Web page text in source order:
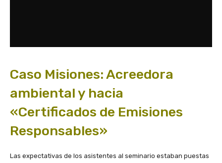
Caso Misiones: Acreedora
ambiental y hacia
«Certificados de Emisiones
Responsables»
Las expectativas de los asistentes al seminario estaban puestas